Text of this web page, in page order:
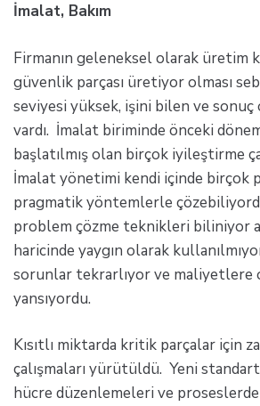
İmalat, Bakım
Firmanın geleneksel olarak üretim
güvenlik parçası üretiyor olması
seviyesi yüksek, işini bilen ve sonuç
vardı. İmalat biriminde önceki
başlatılmış olan birçok iyileştirme
İmalat yönetimi kendi içinde birçok
pragmatik yöntemlerle
problem çözme teknikleri biliniyor
haricinde yaygın olarak
sorunlar tekrarlıyor ve maliyetlere
yansıyordu.
Kısıtlı miktarda kritik parçalar için
çalışmaları yürütüldü. Yeni
hücre düzenlemeleri ve